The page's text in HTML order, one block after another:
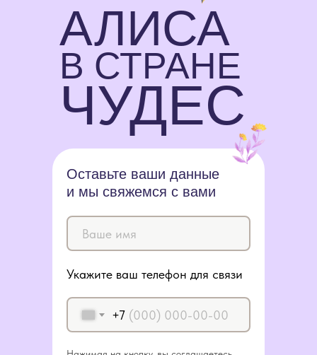
Укажите ваш телефон для связи
+7
АЛИСА
ЧУДЕС
В СТРАНЕ
Оставьте ваши данные
и мы свяжемся с вами